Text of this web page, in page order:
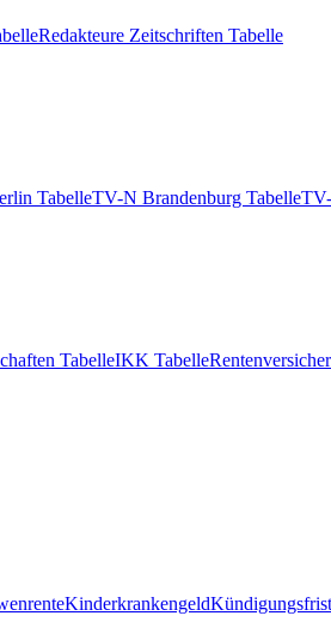
Redakteure Zeitschriften Tabelle
TabelleTV-N Brandenburg Tabelle
TabelleIKK Tabelle
KinderkrankengeldKündigungsfrist